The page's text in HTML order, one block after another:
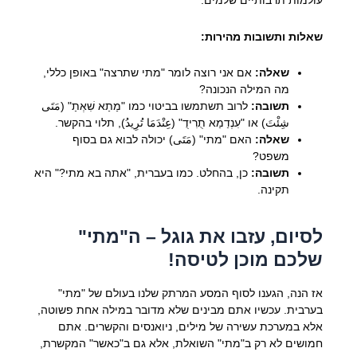
שאלות ותשובות מהירות:
שאלה: אם אני רוצה לומר "מתי שתרצה" באופן כללי,
מה המילה הנכונה?
תשובה: לרוב תשתמשו בביטוי כמו "מַתַא שִׁאְתַ" (مَتَى
شِئْتَ) או "עִנְדַמַא תֻרִידֻ" (عِنْدَمَا تُرِيدُ), תלוי בהקשר.
שאלה: האם "מתי" (مَتَى) יכולה לבוא גם בסוף
משפט?
תשובה: כן, בהחלט. כמו בעברית, "אתה בא מתי?" היא
תקינה.
לסיום, עזבו את גוגל – ה"מתי"
שלכם מוכן לטיסה!
אז הנה, הגענו לסוף המסע המרתק שלנו בעולם של "מתי"
בערבית. עכשיו אתם מבינים שלא מדובר במילה אחת פשוטה,
אלא במערכת עשירה של מילים, ניואנסים והקשרים. אתם
חמושים לא רק ב"מתי" השואלת, אלא גם ב"כאשר" המקשרת,